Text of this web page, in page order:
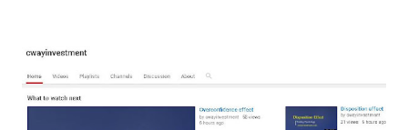
เป็นอันดับแรก ควรจะเริ่มจากการทำ data analysis ก่อนเสมอ
เพราะเมื่อเราเข้าใจ พฤติกรรมของราคา ในช่วงเวลาต่างๆ ภาวะ
ปัจจัยแวดล้อมต่างๆ การวางแผนการเทรด การรับมือกับความเสี่ยง